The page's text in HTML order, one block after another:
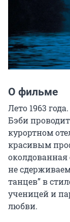
О фильме
Лето 1963
Бэби
курортном
красивым
не
танцев” в
ученицей и
любви.